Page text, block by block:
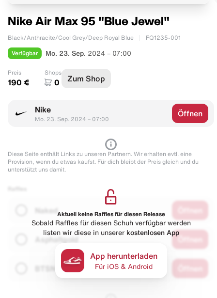
Nike Air Max 95 "Blue Jewel"
Black/Anthracite/Cool Grey/Deep Royal Blue FQ1235-001
Verfügbar Mo. 23. Sep. 2024 – 07:00
Preis
190 €
Shops
0 Zum Shop
Nike
Mo. 23. Sep. 2024 – 07:00
Öffnen
Diese Seite enthält Links zu unseren Partnern. Wir erhalten evtl. eine
Provision, wenn du etwas kaufst. Für dich bleibt der Preis gleich und du
unterstützt uns damit.
Naked
Asphaltgold
Aktuell keine Raffles für diesen Release
Sobald Raffles für diesen Schuh verfügbar werden
listen wir diese in unserer kostenlosen App
App herunterladen
Für iOS & Android